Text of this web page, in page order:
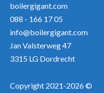
boilergigant.com
088 - 166 17 05
info@boilergigant.com
Jan Valsterweg 47
3315 LG Dordrecht
Copyright 2021-2026 ©